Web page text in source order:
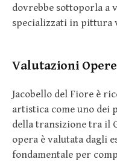
dovrebbe sottoporla a
specializzati in pittura
Valutazioni Opere
Jacobello del Fiore è
artistica come uno
della transizione tra il
opera è valutata dagli
fondamentale per